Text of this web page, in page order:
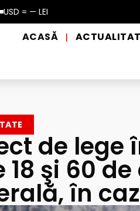
USD = — LEI
puncte de prim ajutor și de
ACASĂ |
de lege
18 şi 60
în